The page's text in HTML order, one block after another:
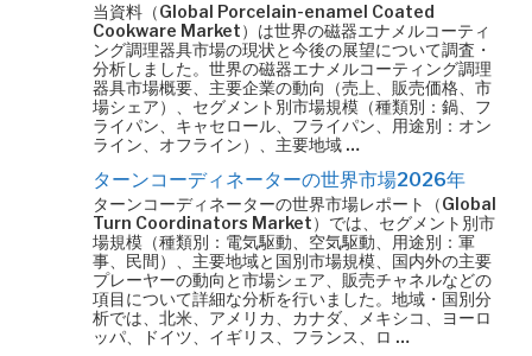
当資料（Global Porcelain-enamel Coated
Cookware Market）は世界の磁器エナメルコーティ
ング調理器具市場の現状と今後の展望について調査・
分析しました。世界の磁器エナメルコーティング調理
器具市場概要、主要企業の動向（売上、販売価格、市
場シェア）、セグメント別市場規模（種類別：鍋、フ
ライパン、キャセロール、フライパン、用途別：オン
ライン、オフライン）、主要地域 …
ターンコーディネーターの世界市場2026年
ターンコーディネーターの世界市場レポート（Global
Turn Coordinators Market）では、セグメント別市
場規模（種類別：電気駆動、空気駆動、用途別：軍
事、民間）、主要地域と国別市場規模、国内外の主要
プレーヤーの動向と市場シェア、販売チャネルなどの
項目について詳細な分析を行いました。地域・国別分
析では、北米、アメリカ、カナダ、メキシコ、ヨーロ
ッパ、ドイツ、イギリス、フランス、ロ …